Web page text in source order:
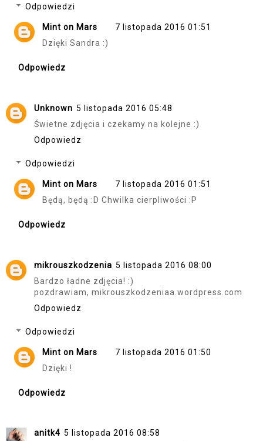
Odpowiedzi
Mint on Mars
7 listopada 2016 01:51
Dzięki Sandra :)
Odpowiedz
Unknown 5 listopada 2016 05:48
Świetne zdjęcia i czekamy na kolejne :)
Odpowiedz
Odpowiedzi
Mint on Mars
7 listopada 2016 01:51
Będą, będą :D Chwilka cierpliwości :P
Odpowiedz
mikrouszkodzenia 5 listopada 2016 08:00
Bardzo ładne zdjęcia! :)
pozdrawiam, mikrouszkodzeniaa.wordpress.com
Odpowiedz
Odpowiedzi
Mint on Mars
7 listopada 2016 01:50
Dzięki !
Odpowiedz
anitk4 5 listopada 2016 08:58